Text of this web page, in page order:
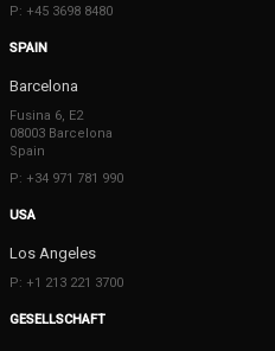
P: +45 3698 8480
SPAIN
Barcelona
Fusina 6, E2
08003 Barcelona
Spain
P: +34 971 781 990
USA
Los Angeles
P: +1 213 221 3700
GESELLSCHAFT